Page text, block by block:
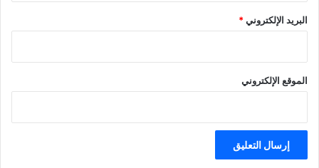
البريد الإلكتروني*
الموقع الإلكتروني